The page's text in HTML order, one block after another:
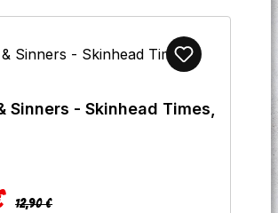
Sinners - Skinhead Times,
Regulärer Preis:
12,90 €